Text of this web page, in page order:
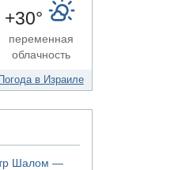
в забор и
+30°
переменная
облачность
Погода в Израиле
Шалом —